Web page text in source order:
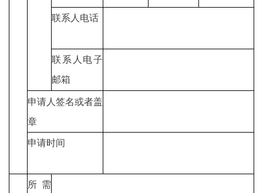
联系人电话
联系人电子
邮箱
申请人签名或者盖
章
申请时间
所需